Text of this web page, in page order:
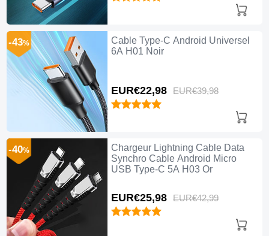
Cable Type-C Android Universel
6A H01 Noir
EUR€22,98 EUR€39,98
-43%
Chargeur Lightning Cable Data
Synchro Cable Android Micro
USB Type-C 5A H03 Or
EUR€25,98 EUR€42,99
-40%